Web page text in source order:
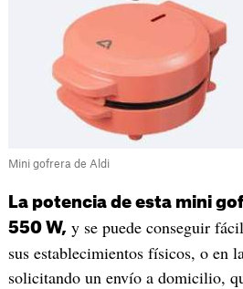
Mini gofrera de Aldi
La potencia de esta mini
550 W, y se puede conseguir
sus establecimientos físicos, o en
solicitando un envío a domicilio,